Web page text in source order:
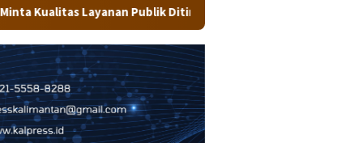
Ditingkatkan Wali Kota Tarakan Buka Pusdiklat 33